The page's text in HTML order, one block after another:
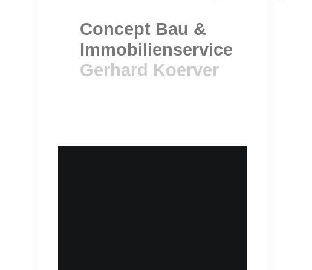
Concept Bau &
Immobilienservice
Gerhard Koerver